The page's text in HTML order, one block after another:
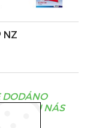
NZ
DODÁNO
NÁS